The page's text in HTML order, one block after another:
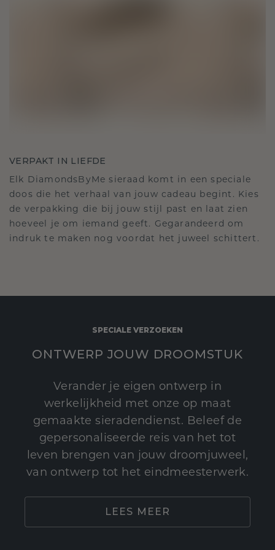
VERPAKT IN LIEFDE
Elk DiamondsByMe sieraad komt in een speciale
doos die het verhaal van jouw cadeau begint. Kies
de verpakking die bij jouw stijl past en laat zien
hoeveel je om iemand geeft. Gegarandeerd om
indruk te maken nog voordat het juweel schittert.
SPECIALE VERZOEKEN
ONTWERP JOUW DROOMSTUK
Verander je eigen ontwerp in
werkelijkheid met onze op maat
gemaakte sieradendienst. Beleef de
gepersonaliseerde reis van het tot
leven brengen van jouw droomjuweel,
van ontwerp tot het eindmeesterwerk.
LEES MEER